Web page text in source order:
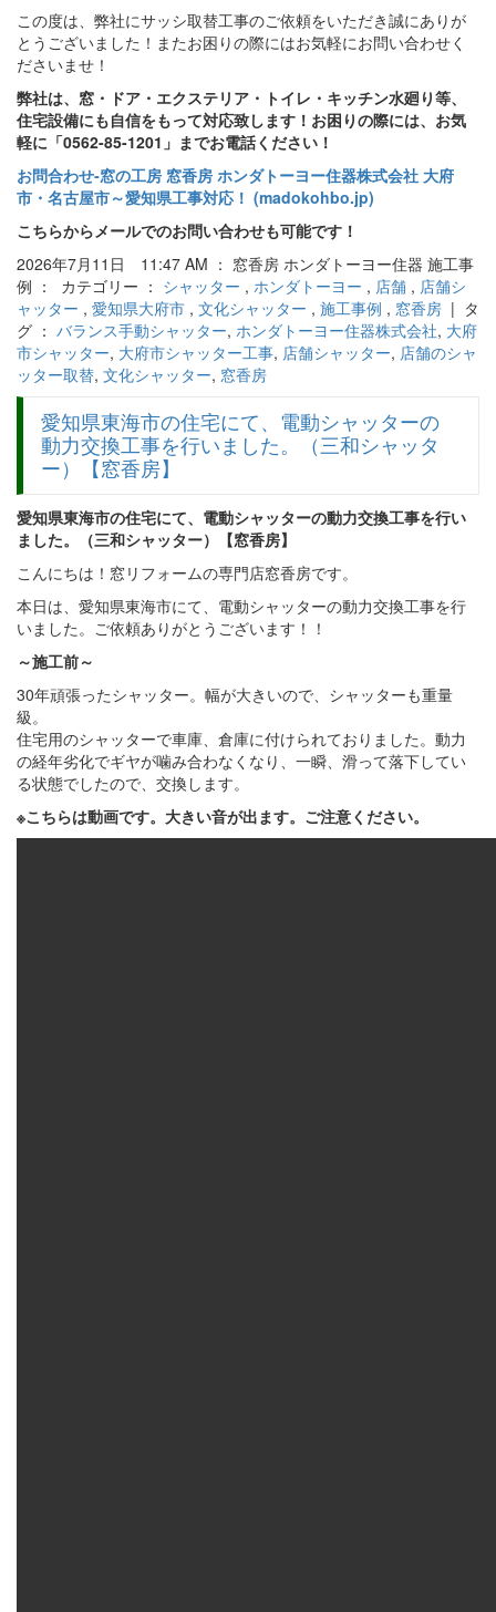
この度は、弊社にサッシ取替工事のご依頼をいただき誠にありが
とうございました！またお困りの際にはお気軽にお問い合わせく
ださいませ！
弊社は、窓・ドア・エクステリア・トイレ・キッチン水廻り等、
住宅設備にも自信をもって対応致します！お困りの際には、お気
軽に「0562-85-1201」までお電話ください！
お問合わせ‐窓の工房 窓香房 ホンダトーヨー住器株式会社 大府
市・名古屋市～愛知県工事対応！ (madokohbo.jp)
こちらからメールでのお問い合わせも可能です！
2026年7月11日 11:47 AM ： 窓香房 ホンダトーヨー住器 施工事
例 ： カテゴリー ： シャッター , ホンダトーヨー , 店舗 , 店舗シ
ャッター , 愛知県大府市 , 文化シャッター , 施工事例 , 窓香房 | タ
グ ： バランス手動シャッター, ホンダトーヨー住器株式会社, 大府
市シャッター, 大府市シャッター工事, 店舗シャッター, 店舗のシャ
ッター取替, 文化シャッター, 窓香房
愛知県東海市の住宅にて、電動シャッターの
動力交換工事を行いました。（三和シャッタ
ー）【窓香房】
愛知県東海市の住宅にて、電動シャッターの動力交換工事を行い
ました。（三和シャッター）【窓香房】
こんにちは！窓リフォームの専門店窓香房です。
本日は、愛知県東海市にて、電動シャッターの動力交換工事を行
いました。ご依頼ありがとうございます！！
～施工前～
30年頑張ったシャッター。幅が大きいので、シャッターも重量
級。
住宅用のシャッターで車庫、倉庫に付けられておりました。動力
の経年劣化でギヤが噛み合わなくなり、一瞬、滑って落下してい
る状態でしたので、交換します。
※こちらは動画です。大きい音が出ます。ご注意ください。